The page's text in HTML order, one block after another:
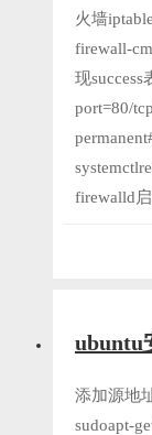
火墙
firewall-
现
port=80/
firewalld
ubuntu
添加源地
sudoapt-